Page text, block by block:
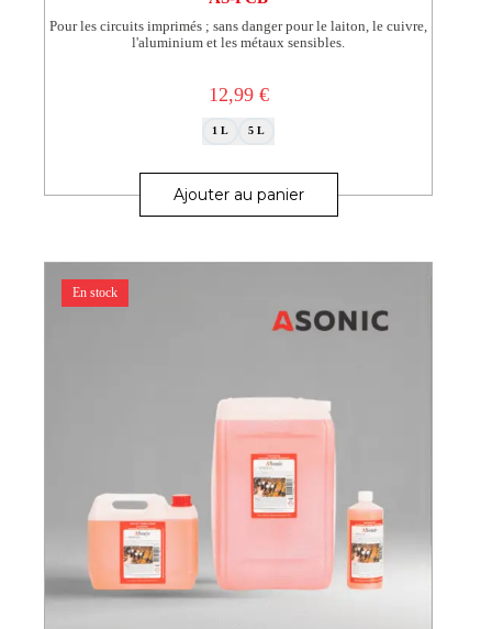
Pour les circuits imprimés ; sans danger pour le laiton, le cuivre,
l'aluminium et les métaux sensibles.
12,99 €
1 L 5 L
Ajouter au panier
a
Les
page
du
produit
En stock